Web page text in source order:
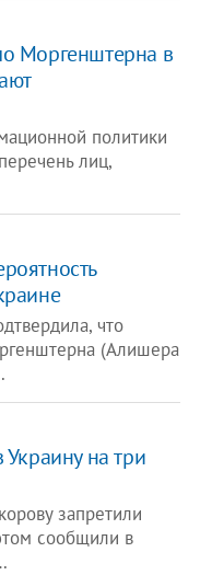
Моргенштерна в
политики
лиц,
что
(Алишера
на три
запретили
сообщили в